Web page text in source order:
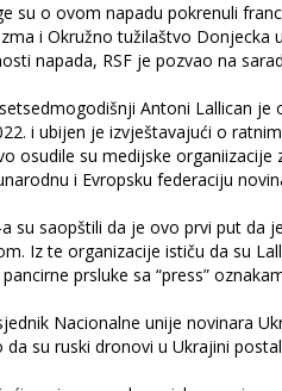
su o ovom napadu pokrenuli
i Okružno tužilaštvo Donjecka
napada, RSF je pozvao na
Antoni Lallican je
i ubijen je izvještavajući o
osudile su medijske organiizacije
i Evropsku federaciju
a su saopštili da je ovo prvi put da
Iz te organizacije ističu da su
prsluke sa “press”
Nacionalne unije novinara
da su ruski dronovi u Ukrajini